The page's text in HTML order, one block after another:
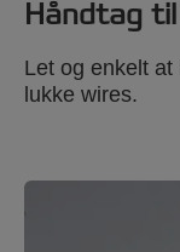
Håndtag
Let og enkelt
lukke wires.